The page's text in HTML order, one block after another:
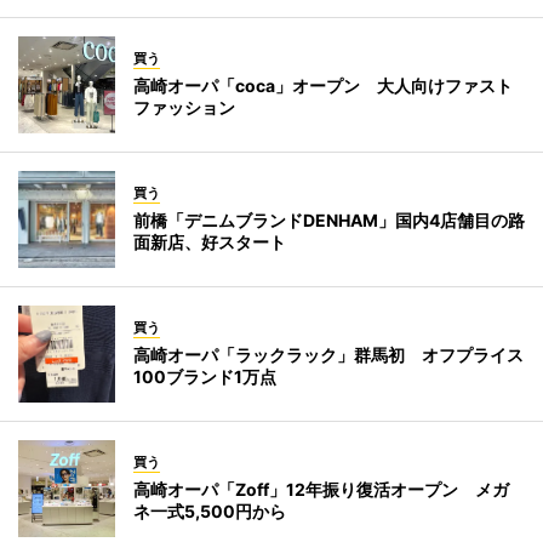
買う
高崎オーパ「coca」オープン 大人向けファスト
ファッション
買う
前橋「デニムブランドDENHAM」国内4店舗目の路
面新店、好スタート
買う
高崎オーパ「ラックラック」群馬初 オフプライス
100ブランド1万点
買う
高崎オーパ「Zoff」12年振り復活オープン メガ
ネ一式5,500円から